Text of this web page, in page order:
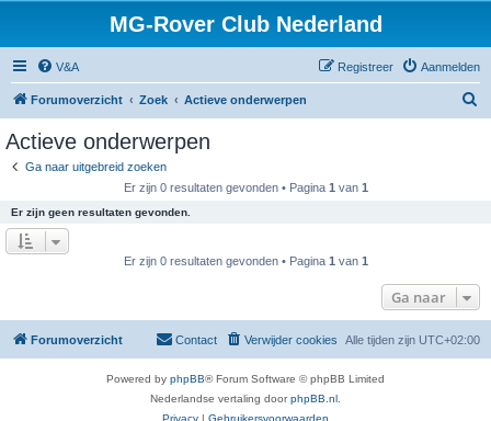
MG-Rover Club Nederland
V&A Aanmelden
Registreer
Forumoverzicht Zoek Actieve onderwerpen
Actieve onderwerpen
Ga naar uitgebreid zoeken
Er zijn 0 resultaten gevonden • Pagina 1 van 1
Er zijn geen resultaten gevonden.
Er zijn 0 resultaten gevonden • Pagina 1 van 1
Ga naar
Forumoverzicht Alle tijden zijn UTC+02:00
Verwijder cookies
Contact
Powered by phpBB® Forum Software © phpBB Limited
Nederlandse vertaling doorphpBB.nl
Privacy | Gebruikersvoorwaarden